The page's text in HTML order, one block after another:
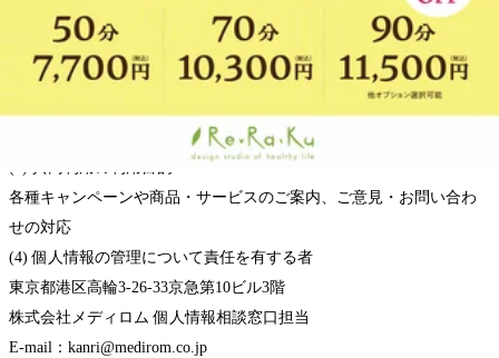
(1) 共同利用者の範囲
メディロム、メディロム関連会社、メディロム及びメディロム関連
会社とフランチャイズ契約を締結しているフランチャイズ加盟店
氏名、住所、電話番号、メールアドレス
各種キャンペーンや商品・サービスのご案内、ご意見・お問い合わ
せの対応
(4) 個人情報の管理について責任を有する者
東京都港区高輪3-26-33京急第10ビル3階
株式会社メディロム 個人情報相談窓口担当
E-mail：kanri@medirom.co.jp